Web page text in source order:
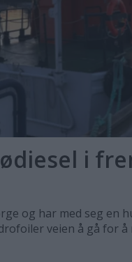
i
og har med seg en
veien å gå for